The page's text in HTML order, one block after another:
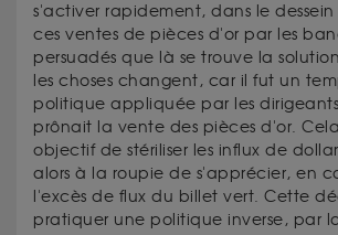
s'activer rapidement, dans le
ces ventes de pièces d'or par les
persuadés que là se trouve la
les choses changent, car il fut un
politique appliquée par les
prônait la vente des pièces d'or.
objectif de stériliser les influx de
alors à la roupie de s'apprécier, en
l'excès de flux du billet vert. Cette
pratiquer une politique inverse, par